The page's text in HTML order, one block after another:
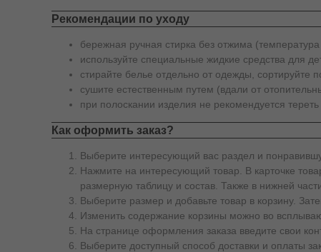
Рекомендации по уходу
бережная ручная стирка без отжима
используйте специальные жидкие средства для
стирайте белье отдельно от одежды, сортируйте
сушите естественным путем (вдали от
при полоскании изделия не рекомендуется
Как оформить заказ?
Выберите интересующий вас раздел и
Нажмите на интересующий товар. В карточке
размерную таблицу и состав. Также в нижней
Выберите размер и добавьте товар в корзину.
Изменить содержание корзины можно во
На странице оформления заказа введите свои
Выберите доступный способ доставки и оплаты